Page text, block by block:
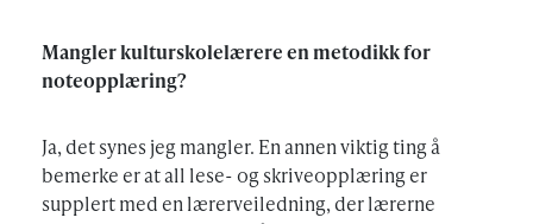
Mangler kulturskolelærere en metodikk for
noteopplæring?
Ja, det synes jeg mangler. En annen viktig ting å
bemerke er at all lese- og skriveopplæring er
supplert med en lærerveiledning, der lærerne